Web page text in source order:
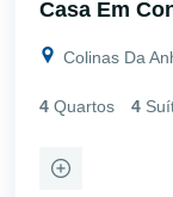
Casa Em
Colinas Da
4 Quartos 4